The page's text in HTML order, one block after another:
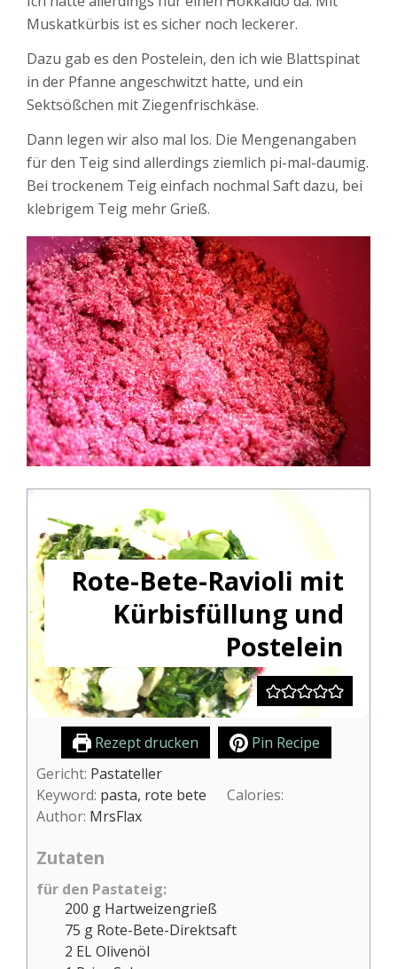
Muskatkürbis ist es sicher noch leckerer.
Dazu gab es den Postelein, den ich wie Blattspinat
in der Pfanne angeschwitzt hatte, und ein
Sektsößchen mit Ziegenfrischkäse.
Dann legen wir also mal los. Die Mengenangaben
für den Teig sind allerdings ziemlich pi-mal-daumig.
Bei trockenem Teig einfach nochmal Saft dazu, bei
klebrigem Teig mehr Grieß.
Rote-Bete-Ravioli mit
Kürbisfüllung und
Postelein
Rezept drucken
Pin Recipe
Gericht: Pastateller
Keyword: pasta, rote bete
Calories:
Author: MrsFlax
Zutaten
für den Pastateig:
200 g Hartweizengrieß
75 g Rote-Bete-Direktsaft
2 ELOlivenöl